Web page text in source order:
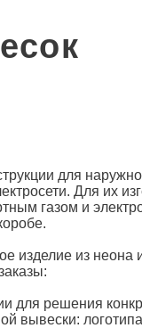
для
Для их
газом и
изделие из неона
для решения
вывески: